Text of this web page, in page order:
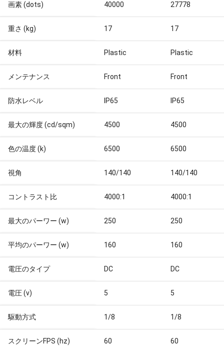
画素 (dots) 40000 27778
重さ (kg) 17 17
材料 Plastic Plastic
メンテナンス Front Front
防水レベル IP65 IP65
最大の輝度 (cd/sqm) 4500 4500
色の温度 (k) 6500 6500
視角 140/140 140/140
コントラスト比 4000:1 4000:1
最大のパーワー (w) 250 250
平均のパーワー (w) 160 160
電圧のタイプ DC DC
電圧 (v) 5 5
駆動方式 1/8 1/8
スクリーンFPS (hz) 60 60